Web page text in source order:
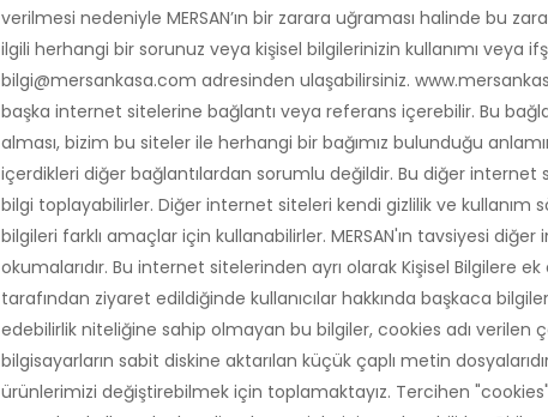
verilmesi nedeniyle MERSAN’ın bir zarara uğraması halinde bu
ilgili herhangi bir sorunuz veya kişisel bilgilerinizin kullanımı veya
bilgi@mersankasa.com adresinden ulaşabilirsiniz.
başka internet sitelerine bağlantı veya referans içerebilir. Bu
alması, bizim bu siteler ile herhangi bir bağımız bulunduğu
içerdikleri diğer bağlantılardan sorumlu değildir. Bu diğer internet
bilgi toplayabilirler. Diğer internet siteleri kendi gizlilik ve kullanım
bilgileri farklı amaçlar için kullanabilirler. MERSAN'ın tavsiyesi
okumalarıdır. Bu internet sitelerinden ayrı olarak Kişisel Bilgilere
tarafından ziyaret edildiğinde kullanıcılar hakkında başkaca
edebilirlik niteliğine sahip olmayan bu bilgiler, cookies adı
bilgisayarların sabit diskine aktarılan küçük çaplı metin
ürünlerimizi değiştirebilmek için toplamaktayız. Tercihen